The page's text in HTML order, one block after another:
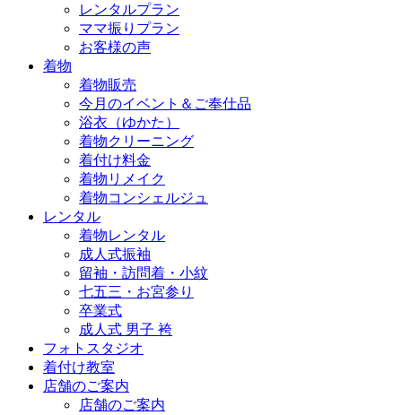
レンタルプラン
ママ振りプラン
お客様の声
着物
着物販売
今月のイベント＆ご奉仕品
浴衣（ゆかた）
着物クリーニング
着付け料金
着物リメイク
着物コンシェルジュ
レンタル
着物レンタル
成人式振袖
留袖・訪問着・小紋
七五三・お宮参り
卒業式
成人式 男子 袴
フォトスタジオ
着付け教室
店舗のご案内
店舗のご案内